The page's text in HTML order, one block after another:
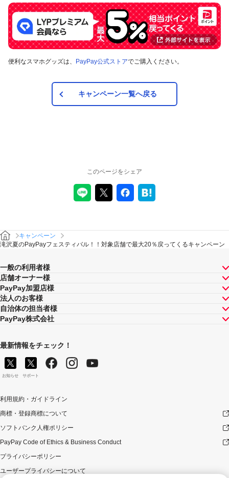
確認いただけます。
対象の支払方法
本キャンペーンの対象のお支払方法は、PayPay残高、ヤフー
法は対象外です。また、オンラインでのお支払いはPayPayピ
ックアップのみ対象で、それ以外は対象外です。
が同時開催する他の総付キャンペーンの中で、付与され
るPayPayボーナスの額が最大となるものが適用されま
す。PayPay株式会社が指定する場合を除き、それらが重
複適用されることはありません。
ときにはそれらも適用されますが、1回のお支払いについ
てのPayPayボーナスの付与率は、合計で支払額の66.5％
る場合は、本キャンペーンによる付与分が縮減されま
す）。ただし、上記上限は、マイナポイント付与期間中
（2020年9月1日～2021年12月31日）のお支払いに適用
されるものであり、2022年1月1日以降は変更予定です。
便利なスマホグッズは、 PayPay公式ストアでご購入ください。
キャンペーン一覧へ戻る
このページをシェア
キャンペーン
滝沢夏のPayPayフェスティバル！！対象店舗で最大20％戻ってくるキャンペーン
一般の利用者様
店舗オーナー様
PayPay加盟店様
法人のお客様
自治体の担当者様
PayPay株式会社
最新情報をチェック！
お知らせ サポート
利用規約・ガイドライン
商標・登録商標について
ソフトバンク人権ポリシー
PayPay Code of Ethics & Business Conduct
プライバシーポリシー
ユーザープライバシーについて